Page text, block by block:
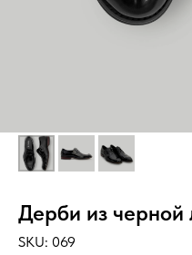
Дерби из черной
SKU: 069